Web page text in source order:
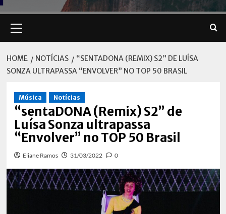
Menu
HOME NOTÍCIAS
“SENTADONA (REMIX) S2” DE LUÍSA
SONZA ULTRAPASSA “ENVOLVER” NO TOP 50 BRASIL
Música Notícias
“sentaDONA (Remix) S2” de
Luísa Sonza ultrapassa
“Envolver” no TOP 50 Brasil
Eliane Ramos 31/03/2022 0